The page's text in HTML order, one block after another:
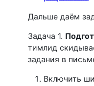
Дальше даём
Задача 1.
тимлид
задания в
Включить